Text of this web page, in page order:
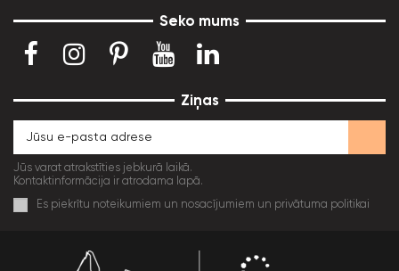
Seko mums
Ziņas
Jūs varat atrakstīties jebkurā laikā.
Kontaktinformācija ir atrodama lapā.
Es piekrītu noteikumiem un nosacījumiem un privātuma politikai